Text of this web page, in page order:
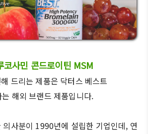
코사민 콘드로이틴 MSM
드리는 제품은 닥터스 베스트
해외 브랜드 제품입니다.
의사분이 1990년에 설립한 기업인데, 연